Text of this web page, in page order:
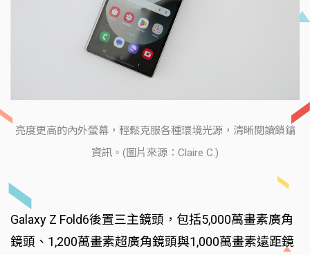
亮度更高的內外螢幕，輕鬆克服各種環境光源，清晰閱讀鎖鑰
資訊。(圖片來源：Claire C.)
Galaxy Z Fold6後置三主鏡頭，包括5,000萬畫素廣角
鏡頭、1,200萬畫素超廣角鏡頭與1,000萬畫素遠距鏡